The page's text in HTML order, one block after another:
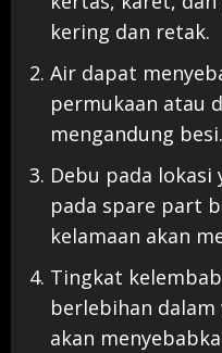
kering dan retak.
Air dapat
permukaan atau
mengandung besi.
Debu pada
pada spare part
kelamaan akan
Tingkat
berlebihan
akan